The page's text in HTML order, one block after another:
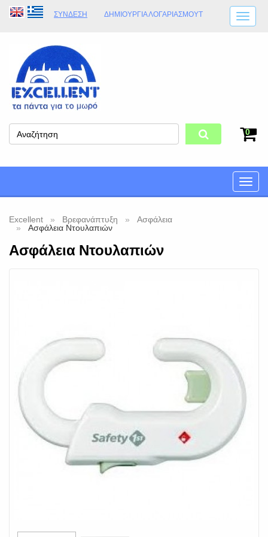
ΣΎΝΔΕΣΗ ΔΗΜΙΟΥΡΓΊΑ ΛΟΓΑΡΙΑΣΜΟΎT
ΩΡΆΡΙΟ ΚΑΤΑΣΤΉΜΑΤΟΣ
ΦΥΣΙΚΌ ΚΑΤΆΣΤΗΜΑ
0
Toggle
Excellent Βρεφανάπτυξη
Ασφάλεια
Ασφάλεια Ντουλαπιών
Ασφάλεια Ντουλαπιών